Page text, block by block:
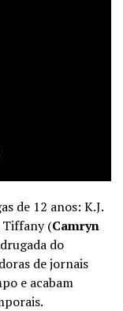
de 12 anos: K.J.
Tiffany (Camryn
do
de jornais
e acabam